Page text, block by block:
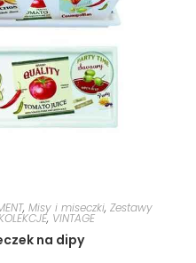
, Misy i miseczki, Zestawy
, VINTAGE
na dipy